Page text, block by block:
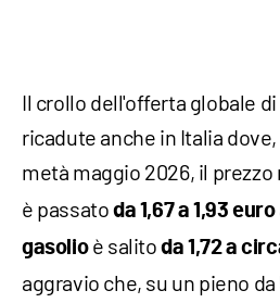
Il crollo dell'offerta globale
ricadute anche in Italia
metà maggio 2026, il
è passato da 1,67 a 1,93 euro
gasolioè salitoda 1,72 a
aggravio che, su un pieno